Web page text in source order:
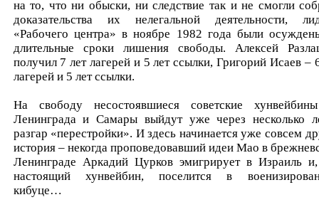
на то, что ни обыски, ни следствие так и не смогли
доказательства их нелегальной деятельности,
«Рабочего центра» в ноябре 1982 года были
длительные сроки лишения свободы. Алексей
получил 7 лет лагерей и 5 лет ссылки, Григорий Исаев –
лагерей и 5 лет ссылки.
На свободу несостоявшиеся советские
Ленинграда и Самары выйдут уже через несколько
разгар «перестройки». И здесь начинается уже совсем
история – некогда проповедовавший идеи Мао в
Ленинграде Аркадий Цурков эмигрирует в Израиль
настоящий хунвейбин, поселится в
кибуце…